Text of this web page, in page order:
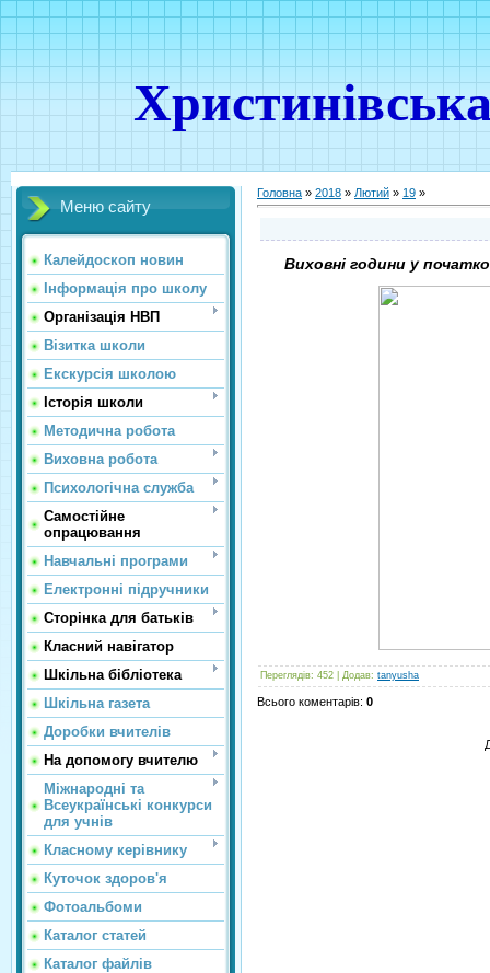
Меню сайту
Калейдоскоп новин
Інформація про школу
Організація НВП
Візитка школи
Екскурсія школою
Історія школи
Методична робота
Виховна робота
Психологічна служба
Самостійне
опрацювання
Навчальні програми
Електронні підручники
Сторінка для батьків
Класний навігатор
Шкільна бібліотека
Шкільна газета
Доробки вчителів
На допомогу вчителю
Міжнародні та
Всеукраїнські конкурси
для учнів
Класному керівнику
Куточок здоров'я
Фотоальбоми
Каталог статей
Каталог файлів
Головна » 2018 » Лютий » 19 »
Виховні години у
Переглядів: 452 | Додав: tanyusha
Всього коментарів: 0